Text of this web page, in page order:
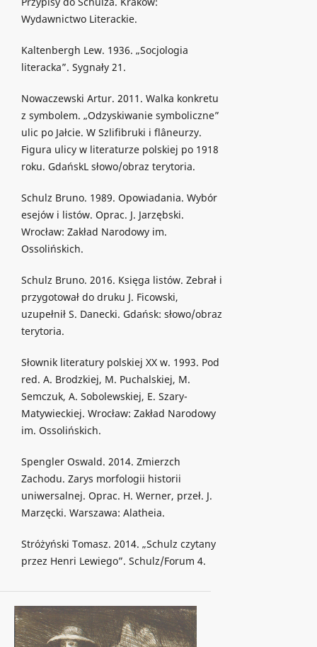
Wydawnictwo Literackie.
Kaltenbergh Lew. 1936. „Socjologia
literacka”. Sygnały 21.
Nowaczewski Artur. 2011. Walka konkretu
z symbolem. „Odzyskiwanie symboliczne”
ulic po Jałcie. W Szlifibruki i flâneurzy.
Figura ulicy w literaturze polskiej po 1918
roku. GdańskL słowo/obraz terytoria.
Schulz Bruno. 1989. Opowiadania. Wybór
esejów i listów. Oprac. J. Jarzębski.
Wrocław: Zakład Narodowy im.
Ossolińskich.
Schulz Bruno. 2016. Księga listów. Zebrał i
przygotował do druku J. Ficowski,
uzupełnił S. Danecki. Gdańsk: słowo/obraz
terytoria.
Słownik literatury polskiej XX w. 1993. Pod
red. A. Brodzkiej, M. Puchalskiej, M.
Semczuk, A. Sobolewskiej, E. Szary-
Matywieckiej. Wrocław: Zakład Narodowy
im. Ossolińskich.
Spengler Oswald. 2014. Zmierzch
Zachodu. Zarys morfologii historii
uniwersalnej. Oprac. H. Werner, przeł. J.
Marzęcki. Warszawa: Alatheia.
Stróżyński Tomasz. 2014. „Schulz czytany
przez Henri Lewiego”. Schulz/Forum 4.